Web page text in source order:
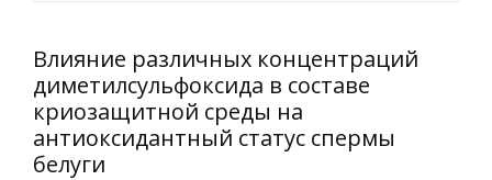
Влияние различных концентраций
диметилсульфоксида в составе
криозащитной среды на
антиоксидантный статус спермы
белуги